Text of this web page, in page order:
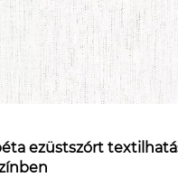
ezüstszórt